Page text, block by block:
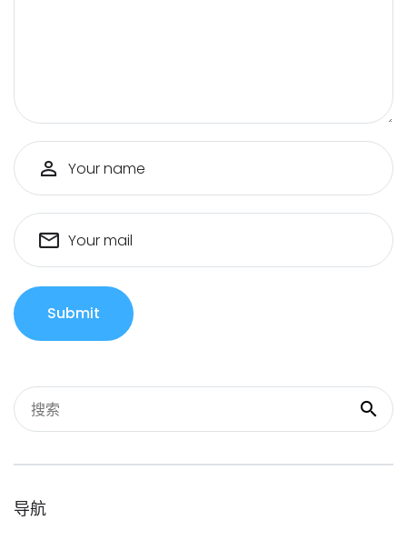
Your name
Your mail
Submit
导航